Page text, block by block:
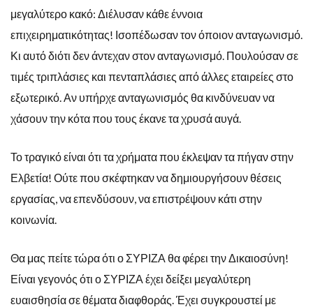
μεγαλύτερο κακό: Διέλυσαν κάθε έννοια
επιχειρηματικότητας! Ισοπέδωσαν τον όποιον ανταγωνισμό.
Κι αυτό διότι δεν άντεχαν στον ανταγωνισμό. Πουλούσαν σε
τιμές τριπλάσιες και πενταπλάσιες από άλλες εταιρείες στο
εξωτερικό. Αν υπήρχε ανταγωνισμός θα κινδύνευαν να
χάσουν την κότα που τους έκανε τα χρυσά αυγά.
Το τραγικό είναι ότι τα χρήματα που έκλεψαν τα πήγαν στην
Ελβετία! Ούτε που σκέφτηκαν να δημιουργήσουν θέσεις
εργασίας, να επενδύσουν, να επιστρέψουν κάτι στην
κοινωνία.
Θα μας πείτε τώρα ότι ο ΣΥΡΙΖΑ θα φέρει την Δικαιοσύνη!
Είναι γεγονός ότι ο ΣΥΡΙΖΑ έχει δείξει μεγαλύτερη
ευαισθησία σε θέματα διαφθοράς. Έχει συγκρουστεί με